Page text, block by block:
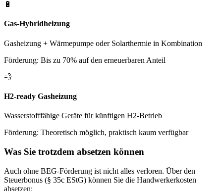
🔋
Gas-Hybridheizung
Gasheizung + Wärmepumpe oder Solarthermie in Kombination
Förderung: Bis zu 70% auf den erneuerbaren Anteil
💨
H2-ready Gasheizung
Wasserstofffähige Geräte für künftigen H2-Betrieb
Förderung: Theoretisch möglich, praktisch kaum verfügbar
Was Sie trotzdem absetzen können
Auch ohne BEG-Förderung ist nicht alles verloren. Über den
Steuerbonus (§ 35c EStG) können Sie die Handwerkerkosten
absetzen: